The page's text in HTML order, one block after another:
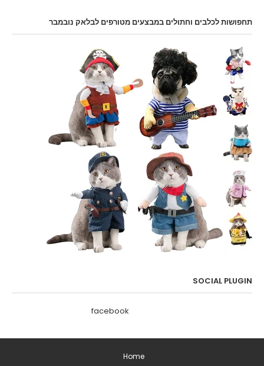
תחפושות לכלבים וחתולים במבצעים מטורפים לבלאק נובמבר
SOCIAL PLUGIN
facebook
Home